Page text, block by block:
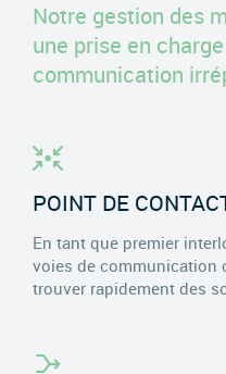
Notre gestion des
une prise en
communication
POINT DE
En tant que premier
voies de communication
trouver rapidement des